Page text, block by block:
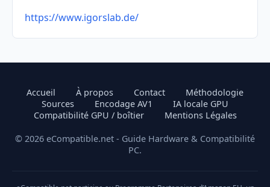
https://www.igorslab.de/
Accueil À propos Contact
Méthodologie
Sources
Encodage AV1
IA locale GPU
Compatibilité GPU / boîtier
Mentions Légales
© 2026 eCompatible.net - Guide Hardware & Compatibilité
PC.